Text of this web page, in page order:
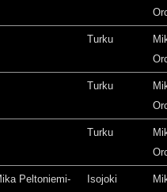
Turku
Turku
Turku
Peltoniemi-
Isojoki